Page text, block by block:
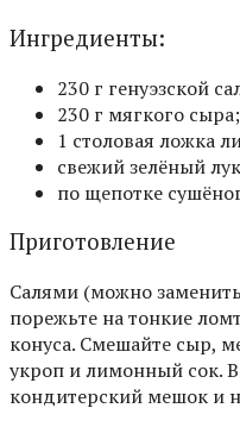
Ингредиенты:
230 г генуэзской
230 г мягкого сыра;
1 столовая ложка
свежий зелёный
по щепотке
Приготовление
Салями (можно
порежьте на тонкие
конуса. Смешайте сыр,
укроп и лимонный сок.
кондитерский мешок и